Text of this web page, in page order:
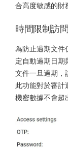
合高度敏感的財
時間限制訪問
為防止過期文件
定自動過期日期
文件一旦過期，
此功能對於審計
機密數據不會超